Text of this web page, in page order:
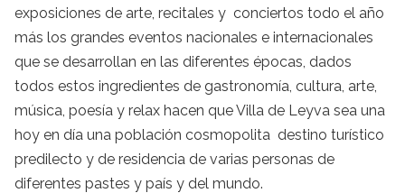
exposiciones de arte, recitales y conciertos todo el año
más los grandes eventos nacionales e internacionales
que se desarrollan en las diferentes épocas, dados
todos estos ingredientes de gastronomía, cultura, arte,
música, poesía y relax hacen que Villa de Leyva sea una
hoy en día una población cosmopolita destino turístico
predilecto y de residencia de varias personas de
diferentes pastes y país y del mundo.